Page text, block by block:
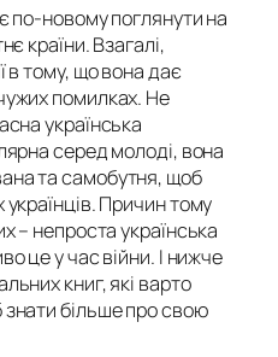
по-новому поглянути на
країни. Взагалі,
в тому, що вона дає
помилках. Не
українська
серед молоді, вона
та самобутня, щоб
Причин тому
– непроста українська
це у час війни. І нижче
книг, які варто
більше про свою